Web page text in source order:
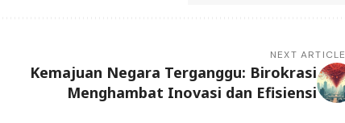
NEXT ARTICLE
Kemajuan Negara Terganggu: Birokrasi
Menghambat Inovasi dan Efisiensi